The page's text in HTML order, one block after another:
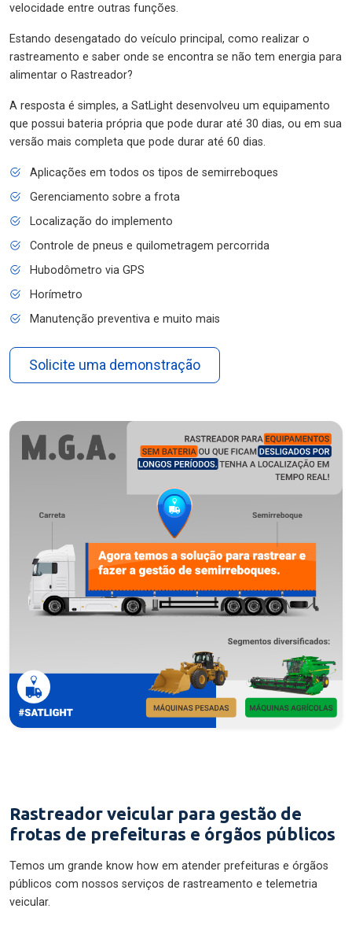
velocidade entre outras funções.
Estando desengatado do veículo principal, como realizar o
rastreamento e saber onde se encontra se não tem energia para
alimentar o Rastreador?
A resposta é simples, a SatLight desenvolveu um equipamento
que possui bateria própria que pode durar até 30 dias, ou em sua
versão mais completa que pode durar até 60 dias.
Aplicações em todos os tipos de semirreboques
Gerenciamento sobre a frota
Localização do implemento
Controle de pneus e quilometragem percorrida
Hubodômetro via GPS
Horímetro
Manutenção preventiva e muito mais
Solicite uma demonstração
Rastreador veicular para gestão de
frotas de prefeituras e órgãos públicos
Temos um grande know how em atender prefeituras e órgãos
públicos com nossos serviços de rastreamento e telemetria
veicular.